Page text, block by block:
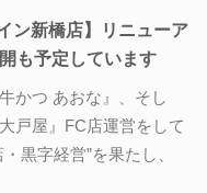
ン新橋店】リニューア
も予定しています
かつ あおな』、そし
戸屋』FC店運営をして
黒字経営”を果たし、